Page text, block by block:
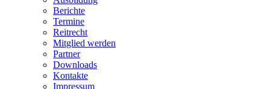
Berichte
Termine
Reitrecht
Mitglied werden
Partner
Downloads
Kontakte
Impressum